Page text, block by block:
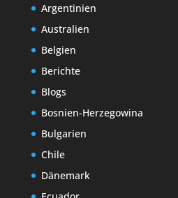
Argentinien
Australien
Belgien
Berichte
Blogs
Bosnien-Herzegowina
Bulgarien
Chile
Dänemark